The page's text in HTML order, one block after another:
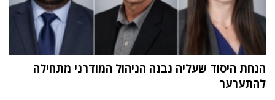
הנחת היסוד שעליה נבנה הניהול המודרני מתחילה
להתערער